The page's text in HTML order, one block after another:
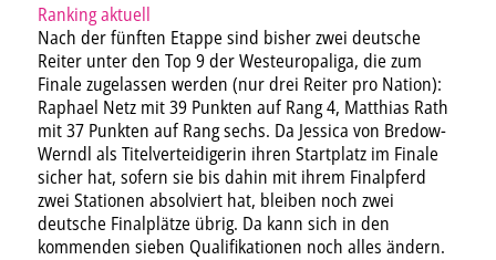
Ranking aktuell
Nach der fünften Etappe sind bisher zwei deutsche
Reiter unter den Top 9 der Westeuropaliga, die zum
Finale zugelassen werden (nur drei Reiter pro Nation):
Raphael Netz mit 39 Punkten auf Rang 4, Matthias Rath
mit 37 Punkten auf Rang sechs. Da Jessica von Bredow-
Werndl als Titelverteidigerin ihren Startplatz im Finale
sicher hat, sofern sie bis dahin mit ihrem Finalpferd
zwei Stationen absolviert hat, bleiben noch zwei
deutsche Finalplätze übrig. Da kann sich in den
kommenden sieben Qualifikationen noch alles ändern.